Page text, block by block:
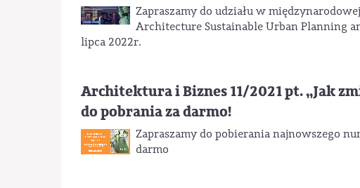
Zapraszamy do udziału w
Architecture Sustainable Urban Planning
lipca 2022r.
Architektura i Biznes 11/2021 pt. „Jak
do pobrania za darmo!
Zapraszamy do pobierania najnowszego
darmo